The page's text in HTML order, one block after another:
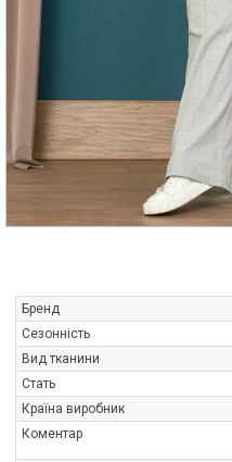
Бренд
Сезонність
Вид тканини
Стать
Країна виробник
Коментар